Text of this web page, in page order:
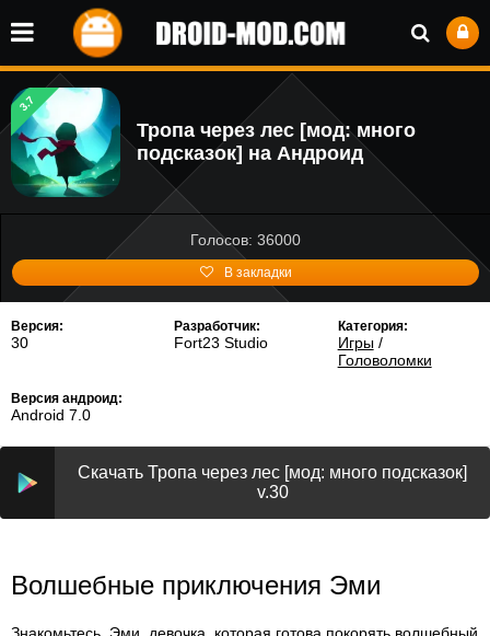
3.7
Тропа через лес [мод: много
подсказок] на Андроид
Голосов: 36000
В закладки
Версия:
30
Разработчик:
Fort23 Studio
Категория:
Игры/
Головоломки
Версия андроид:
Android 7.0
Скачать Тропа через лес [мод: много подсказок]
v.30
Волшебные приключения Эми